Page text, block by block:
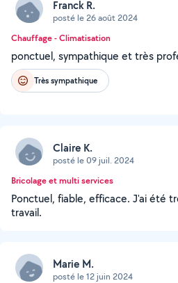
Franck R.
posté le 26 août 2024
Chauffage - Climatisation
ponctuel, sympathique et très
Très sympathique
Claire K.
posté le 09 juil. 2024
Bricolage et multi services
Ponctuel, fiable, efficace. J'ai été
travail.
Marie M.
posté le 12 juin 2024